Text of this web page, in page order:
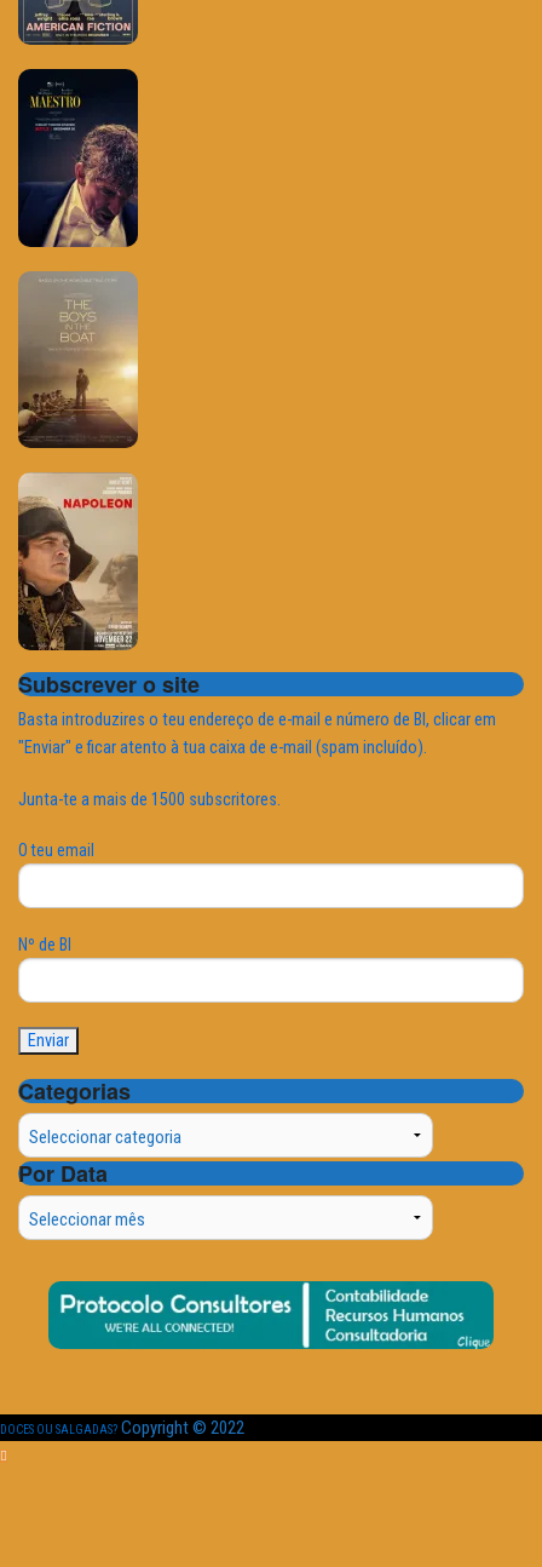
Subscrever o site
Basta introduzires o teu endereço de e-mail e número de BI, clicar em
"Enviar" e ficar atento à tua caixa de e-mail (spam incluído).
Junta-te a mais de 1500 subscritores.
O teu email
Nº de BI
Categorias
Categorias
Por Data
Por
Data
DOCES OU SALGADAS? Copyright © 2022